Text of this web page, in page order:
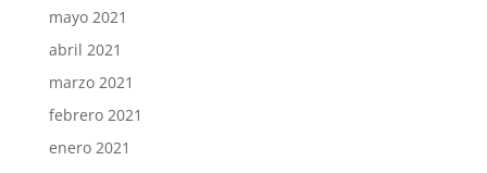
mayo 2021
abril 2021
marzo 2021
febrero 2021
enero 2021